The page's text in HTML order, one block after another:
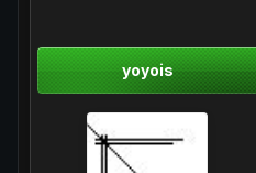
yoyois